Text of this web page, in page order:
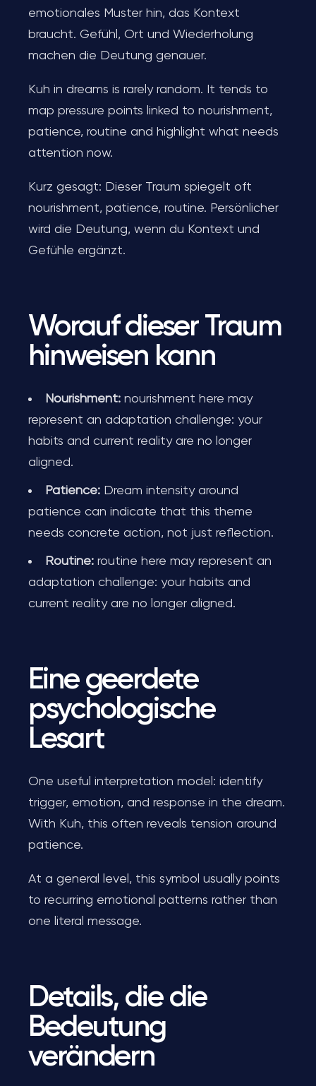
emotionales Muster hin, das Kontext
braucht. Gefühl, Ort und Wiederholung
machen die Deutung genauer.
Kuh in dreams is rarely random. It tends to
map pressure points linked to nourishment,
patience, routine and highlight what needs
attention now.
Kurz gesagt: Dieser Traum spiegelt oft
nourishment, patience, routine. Persönlicher
wird die Deutung, wenn du Kontext und
Gefühle ergänzt.
Worauf dieser Traum
hinweisen kann
Nourishment: nourishment here may
represent an adaptation challenge: your
habits and current reality are no longer
aligned.
Patience: Dream intensity around
patience can indicate that this theme
needs concrete action, not just reflection.
Routine: routine here may represent an
adaptation challenge: your habits and
current reality are no longer aligned.
Eine geerdete
psychologische
Lesart
One useful interpretation model: identify
trigger, emotion, and response in the dream.
With Kuh, this often reveals tension around
patience.
At a general level, this symbol usually points
to recurring emotional patterns rather than
one literal message.
Details, die die
Bedeutung
verändern